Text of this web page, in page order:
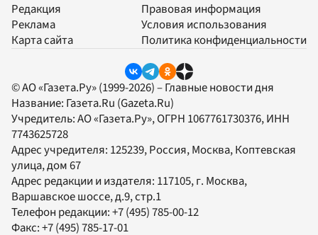
Редакция
Реклама
Карта сайта
Правовая информация
Условия использования
Политика конфиденциальности
© АО «Газета.Ру» (1999-2026) – Главные новости дня
Название: Газета.Ru (Gazeta.Ru)
Учредитель:АО «Газета.Ру», ОГРН 1067761730376, ИНН
7743625728
Адрес учредителя: 125239, Россия, Москва, Коптевская
улица, дом 67
Адрес редакции и издателя: 117105, г. Москва,
Варшавское шоссе, д.9, стр.1
Телефон редакции:+7 (495) 785-00-12
Факс:+7 (495) 785-17-01